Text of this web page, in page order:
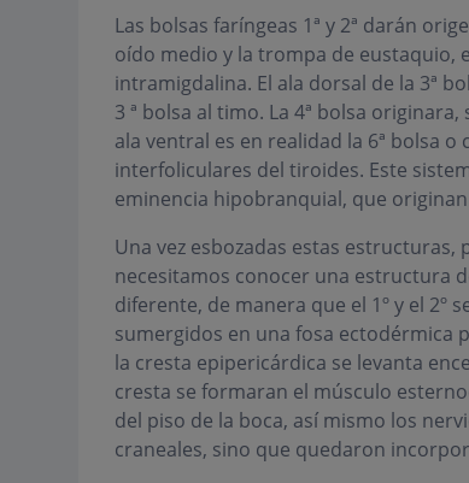
Las bolsas faríngeas 1ª y 2ª darán
oído medio y la trompa de eustaquio,
intramigdalina. El ala dorsal de la 3ª
3 ª bolsa al timo. La 4ª bolsa
ala ventral es en realidad la 6ª bolsa
interfoliculares del tiroides. Este
eminencia hipobranquial, que
Una vez esbozadas estas
necesitamos conocer una estructura
diferente, de manera que el 1º y el 2º
sumergidos en una fosa ectodérmica
la cresta epipericárdica se levanta
cresta se formaran el músculo
del piso de la boca, así mismo los
craneales, sino que quedaron